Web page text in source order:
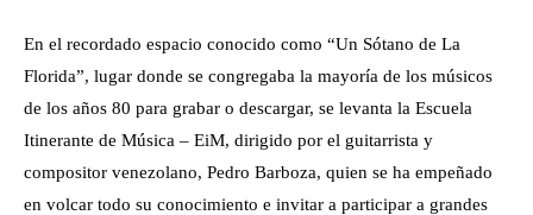
En el recordado espacio conocido como “Un Sótano de La
Florida”, lugar donde se congregaba la mayoría de los músicos
de los años 80 para grabar o descargar, se levanta la Escuela
Itinerante de Música – EiM, dirigido por el guitarrista y
compositor venezolano, Pedro Barboza, quien se ha empeñado
en volcar todo su conocimiento e invitar a participar a grandes